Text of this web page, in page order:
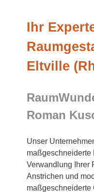
Ihr
Eltville
Roman
Unser
maßgeschneiderte
Verwandlung Ihrer
Anstrichen und
maßgeschneiderte